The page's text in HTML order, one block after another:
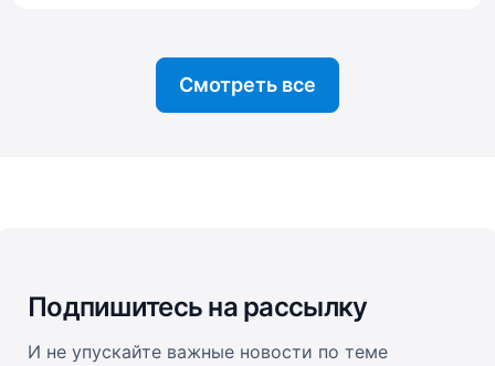
Смотреть все
Подпишитесь на рассылку
И не упускайте важные новости по теме